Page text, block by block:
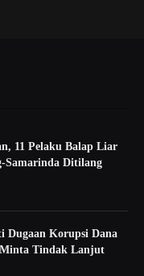
11 Pelaku Balap Liar
Samarinda Ditilang
Dugaan Korupsi Dana
Tindak Lanjut